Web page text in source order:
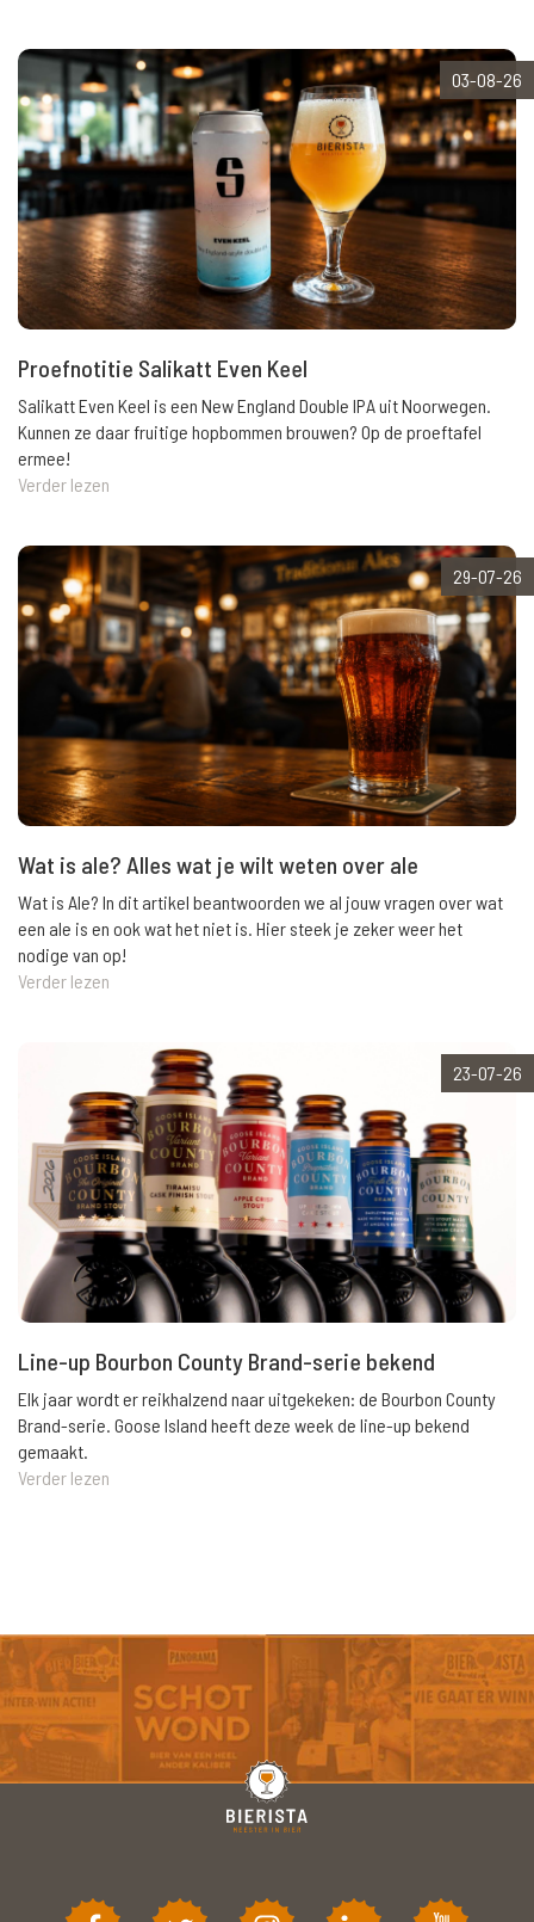
03-08-26
Proefnotitie Salikatt Even Keel
Salikatt Even Keel is een New England Double IPA uit Noorwegen.
Kunnen ze daar fruitige hopbommen brouwen? Op de proeftafel
ermee!
Verder lezen
29-07-26
Wat is ale? Alles wat je wilt weten over ale
Wat is Ale? In dit artikel beantwoorden we al jouw vragen over wat
een ale is en ook wat het niet is. Hier steek je zeker weer het
nodige van op!
Verder lezen
23-07-26
Line-up Bourbon County Brand-serie bekend
Elk jaar wordt er reikhalzend naar uitgekeken: de Bourbon County
Brand-serie. Goose Island heeft deze week de line-up bekend
gemaakt.
Verder lezen